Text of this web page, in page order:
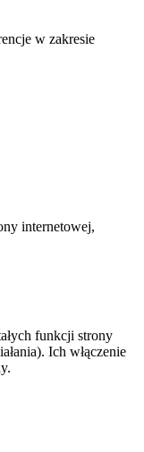
w zakresie
internetowej,
funkcji strony
Ich włączenie